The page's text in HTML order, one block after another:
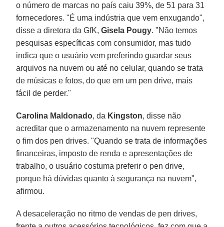
o número de marcas no país caiu 39%, de 51 para 31
fornecedores. "É uma indústria que vem enxugando",
disse a diretora da GfK,Gisela Pougy. "Não temos
pesquisas específicas com consumidor, mas tudo
indica que o usuário vem preferindo guardar seus
arquivos na nuvem ou até no celular, quando se trata
de músicas e fotos, do que em um pen drive, mais
fácil de perder."
Carolina Maldonado, da Kingston, disse não
acreditar que o armazenamento na nuvem represente
o fim dos pen drives. "Quando se trata de informações
financeiras, imposto de renda e apresentações de
trabalho, o usuário costuma preferir o pen drive,
porque há dúvidas quanto à segurança na nuvem",
afirmou.
A desaceleração no ritmo de vendas de pen drives,